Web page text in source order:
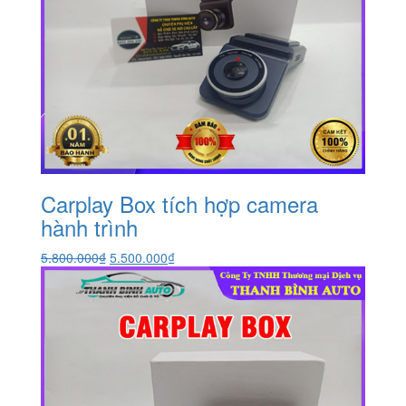
Carplay Box tích hợp camera
hành trình
5.800.000₫ Giá
gốc
là:
5.800.000₫.
5.500.000₫Giá
hiện
tại
là:
5.500.000₫.